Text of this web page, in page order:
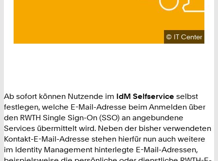
Urheberrecht:
© IT Center
Ab sofort können Nutzende im IdM Selfservice selbst
festlegen, welche E-Mail-Adresse beim Anmelden über
den RWTH Single Sign-On (SSO) an angebundene
Services übermittelt wird. Neben der bisher verwendeten
Kontakt-E-Mail-Adresse stehen hierfür nun auch weitere
im Identity Management hinterlegte E-Mail-Adressen,